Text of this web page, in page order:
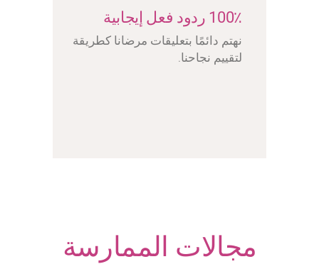
100٪ ردود فعل إيجابية
نهتم دائمًا بتعليقات مرضانا كطريقة
لتقييم نجاحنا.
مجالات الممارسة